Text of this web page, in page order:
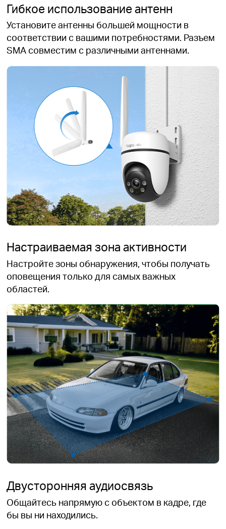
Гибкое использование антенн
Установите антенны большей мощности в
соответствии с вашими потребностями. Разъем
SMA совместим с различными антеннами.
Настраиваемая зона активности
Настройте зоны обнаружения, чтобы получать
оповещения только для самых важных
областей.
Двусторонняя аудиосвязь
Общайтесь напрямую с объектом в кадре, где
бы вы ни находились.